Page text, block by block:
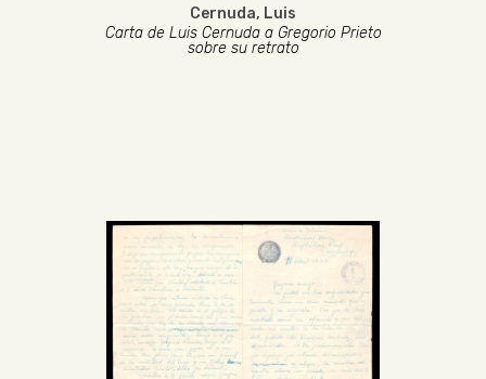
Cernuda, Luis
Carta de Luis Cernuda a Gregorio Prieto
sobre su retrato